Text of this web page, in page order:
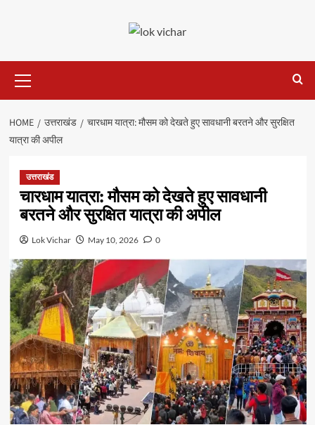
Menu
HOME उत्तराखंड
चारधाम यात्रा: मौसम को देखते हुए सावधानी बरतने और सुरक्षित
यात्रा की अपील
उत्तराखंड
चारधाम यात्रा: मौसम को देखते हुए सावधानी
बरतने और सुरक्षित यात्रा की अपील
Lok Vichar May 10, 2026 0